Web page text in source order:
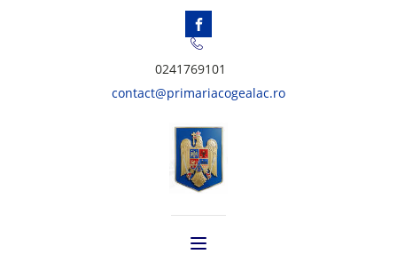
0241769101
contact@primariacogealac.ro